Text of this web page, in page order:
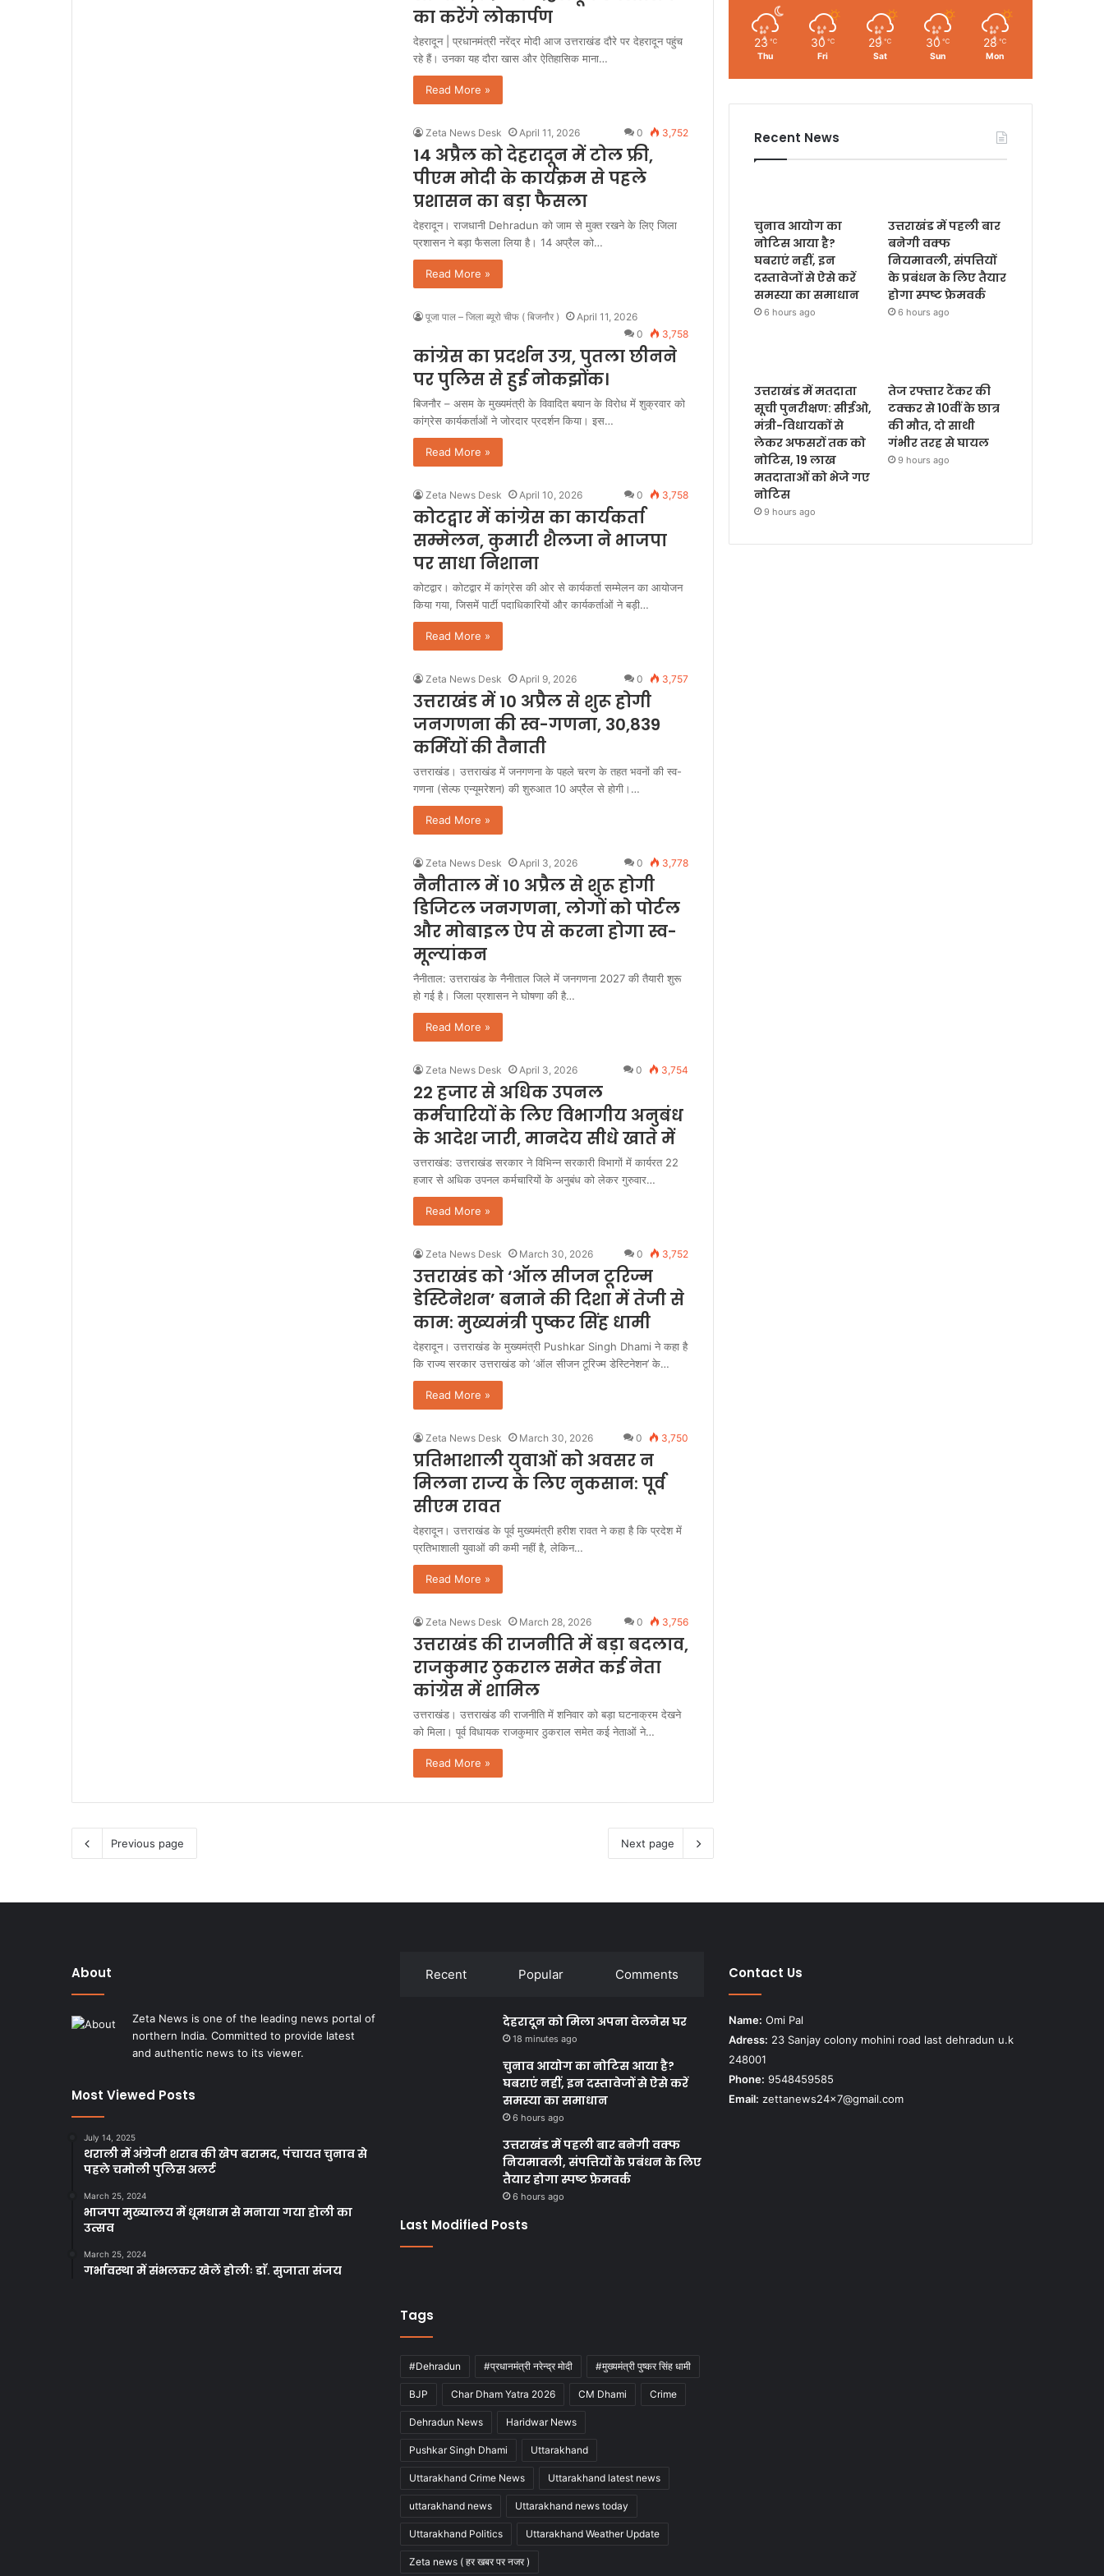
का करेंगे लोकार्पण
देहरादून | प्रधानमंत्री नरेंद्र मोदी आज उत्तराखंड दौरे पर देहरादून पहुंच
रहे हैं। उनका यह दौरा खास और ऐतिहासिक माना…
Read More »
Zeta News Desk April 11, 2026 0 3,752
14 अप्रैल को देहरादून में टोल फ्री,
पीएम मोदी के कार्यक्रम से पहले
प्रशासन का बड़ा फैसला
देहरादून। राजधानी Dehradun को जाम से मुक्त रखने के लिए जिला
प्रशासन ने बड़ा फैसला लिया है। 14 अप्रैल को…
Read More »
पूजा पाल – जिला ब्यूरो चीफ ( बिजनौर )
April 11, 2026
0
3,758
कांग्रेस का प्रदर्शन उग्र, पुतला छीनने
पर पुलिस से हुई नोकझोंक।
बिजनौर – असम के मुख्यमंत्री के विवादित बयान के विरोध में शुक्रवार को
कांग्रेस कार्यकर्ताओं ने जोरदार प्रदर्शन किया। इस…
Read More »
Zeta News Desk April 10, 2026 0 3,758
कोटद्वार में कांग्रेस का कार्यकर्ता
सम्मेलन, कुमारी शैलजा ने भाजपा
पर साधा निशाना
कोटद्वार। कोटद्वार में कांग्रेस की ओर से कार्यकर्ता सम्मेलन का आयोजन
किया गया, जिसमें पार्टी पदाधिकारियों और कार्यकर्ताओं ने बड़ी…
Read More »
Zeta News Desk April 9, 2026 0 3,757
उत्तराखंड में 10 अप्रैल से शुरू होगी
जनगणना की स्व-गणना, 30,839
कर्मियों की तैनाती
उत्तराखंड। उत्तराखंड में जनगणना के पहले चरण के तहत भवनों की स्व-
गणना (सेल्फ एन्यूमरेशन) की शुरुआत 10 अप्रैल से होगी।…
Read More »
Zeta News Desk April 3, 2026 0 3,778
नैनीताल में 10 अप्रैल से शुरू होगी
डिजिटल जनगणना, लोगों को पोर्टल
और मोबाइल ऐप से करना होगा स्व-
मूल्यांकन
नैनीताल: उत्तराखंड के नैनीताल जिले में जनगणना 2027 की तैयारी शुरू
हो गई है। जिला प्रशासन ने घोषणा की है…
Read More »
Zeta News Desk April 3, 2026 0 3,754
22 हजार से अधिक उपनल
कर्मचारियों के लिए विभागीय अनुबंध
के आदेश जारी, मानदेय सीधे खाते में
उत्तराखंड: उत्तराखंड सरकार ने विभिन्न सरकारी विभागों में कार्यरत 22
हजार से अधिक उपनल कर्मचारियों के अनुबंध को लेकर गुरुवार…
Read More »
Zeta News Desk March 30, 2026 0 3,752
उत्तराखंड को ‘ऑल सीजन टूरिज्म
डेस्टिनेशन’ बनाने की दिशा में तेजी से
काम: मुख्यमंत्री पुष्कर सिंह धामी
देहरादून। उत्तराखंड के मुख्यमंत्री Pushkar Singh Dhami ने कहा है
कि राज्य सरकार उत्तराखंड को ‘ऑल सीजन टूरिज्म डेस्टिनेशन’ के…
Read More »
Zeta News Desk March 30, 2026 0 3,750
प्रतिभाशाली युवाओं को अवसर न
मिलना राज्य के लिए नुकसान: पूर्व
सीएम रावत
देहरादून। उत्तराखंड के पूर्व मुख्यमंत्री हरीश रावत ने कहा है कि प्रदेश में
प्रतिभाशाली युवाओं की कमी नहीं है, लेकिन…
Read More »
Zeta News Desk March 28, 2026 0 3,756
उत्तराखंड की राजनीति में बड़ा बदलाव,
राजकुमार ठुकराल समेत कई नेता
कांग्रेस में शामिल
उत्तराखंड। उत्तराखंड की राजनीति में शनिवार को बड़ा घटनाक्रम देखने
को मिला। पूर्व विधायक राजकुमार ठुकराल समेत कई नेताओं ने…
Read More »
Previous page Next page
23 ℃
Thu
30 ℃
Fri
29 ℃
Sat
30 ℃
Sun
28 ℃
Mon
Recent News
चुनाव आयोग का
नोटिस आया है?
घबराएं नहीं, इन
दस्तावेजों से ऐसे करें
समस्या का समाधान
6 hours ago
उत्तराखंड में पहली बार
बनेगी वक्फ
नियमावली, संपत्तियों
के प्रबंधन के लिए तैयार
होगा स्पष्ट फ्रेमवर्क
6 hours ago
उत्तराखंड में मतदाता
सूची पुनरीक्षण: सीईओ,
मंत्री-विधायकों से
लेकर अफसरों तक को
नोटिस, 19 लाख
मतदाताओं को भेजे गए
नोटिस
9 hours ago
तेज रफ्तार टैंकर की
टक्कर से 10वीं के छात्र
की मौत, दो साथी
गंभीर तरह से घायल
9 hours ago
About
Zeta News is one of the leading news portal of
northern India. Committed to provide latest
and authentic news to its viewer.
Most Viewed Posts
July 14, 2025
थराली में अंग्रेजी शराब की खेप बरामद, पंचायत चुनाव से
पहले चमोली पुलिस अलर्ट
March 25, 2024
भाजपा मुख्यालय में धूमधाम से मनाया गया होली का
उत्सव
March 25, 2024
गर्भावस्था में संभलकर खेलें होलीः डाॅ. सुजाता संजय
Recent Popular Comments
देहरादून को मिला अपना वेलनेस घर
18 minutes ago
चुनाव आयोग का नोटिस आया है?
घबराएं नहीं, इन दस्तावेजों से ऐसे करें
समस्या का समाधान
6 hours ago
उत्तराखंड में पहली बार बनेगी वक्फ
नियमावली, संपत्तियों के प्रबंधन के लिए
तैयार होगा स्पष्ट फ्रेमवर्क
6 hours ago
Last Modified Posts
Tags
#Dehradun #प्रधानमंत्री नरेन्द्र मोदी #मुख्यमंत्री पुष्कर सिंह धामी
BJP Char Dham Yatra 2026 CM Dhami Crime
Dehradun News Haridwar News
Pushkar Singh Dhami Uttarakhand
Uttarakhand Crime News Uttarakhand latest news
uttarakhand news Uttarakhand news today
Uttarakhand Politics Uttarakhand Weather Update
Zeta news ( हर खबर पर नजर )
Contact Us
Name: Omi Pal
Adress: 23 Sanjay colony mohini road last dehradun u.k
248001
Phone: 9548459585
Email: zettanews24x7@gmail.com